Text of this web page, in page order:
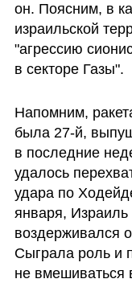
он. Поясним, в
израильской
"агрессию
в секторе Газы".
Напомним,
была 27-й,
в последние
удалось
удара по
января, Израиль
воздерживался
Сыграла роль и
не вмешиваться